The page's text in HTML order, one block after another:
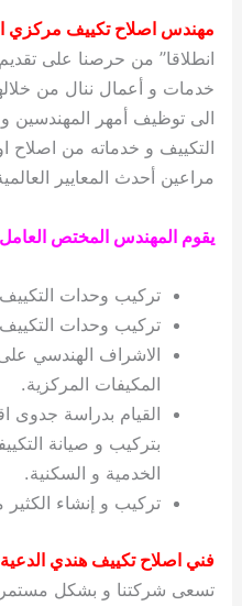
مهندس اصلاح تكييف مركزي
انطلاقا” من حرصنا على
خدمات و أعمال ننال من
الى توظيف أمهر المهندسين و
التكييف و خدماته من اصلاح
مراعين أحدث المعايير
يقوم المهندس المختص العامل
تركيب وحدات
تركيب وحدات
الاشراف الهندسي
المكيفات المركزية.
القيام بدراسة جدوى
بتركيب و صيانة
الخدمية و السكنية.
تركيب و إنشاء
فني اصلاح تكييف هندي الدعية
تسعى شركتنا و بشكل مستمر